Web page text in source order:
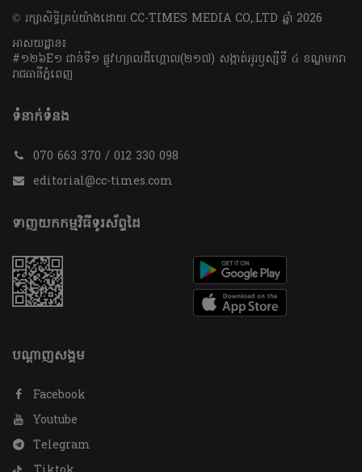
​© រក្សា​សិទ្ធិ​គ្រប់​យ៉ាង​ដោយ​ CC-TIMES MEDIA CO,.LTD ឆ្នាំ​ 2026
អាសយដ្ឋាន៖
#១២៦E១ ជាន់ទី១ ផ្លូវហ្សាលដឺហ្គោល(២១៧) សង្កាត់អូរឫស្សីទី ៤ ខណ្ឌមករា
រាជធានីភ្នំពេញ
ទំនាក់ទំនង
070 663 370 / 012 330 098
editorial@cc-times.com
ទាញយកកម្មវិធីទូរស័ព្ទដៃ
បណ្តាញសង្គម
Facebook
Youtube
Telegram